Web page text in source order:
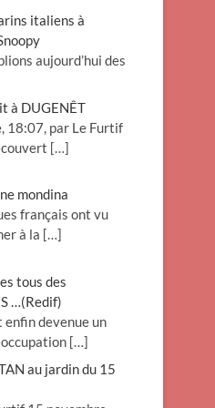
italiens à
aujourd’hui des
à DUGENÊT
18:07, par Le Furtif
[…]
mondina
français ont vu
à la […]
tous des
…(Redif)
enfin devenue un
[…]
au jardin du 15